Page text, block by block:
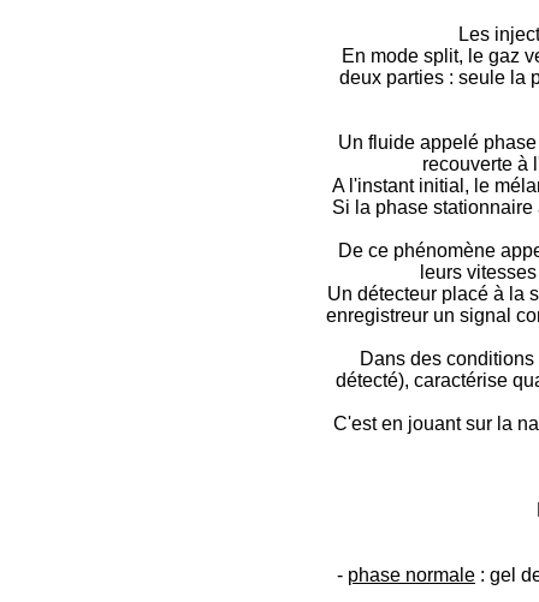
Les
En mode split, le gaz
deux parties : seule la
Un fluide appelé
recouverte à
A l'instant initial, le
Si la phase
De ce phénomène
leurs
Un détecteur placé à la
enregistreur un signal
Dans des
détecté), caractérise
C'est en jouant sur la
- phase normale : gel